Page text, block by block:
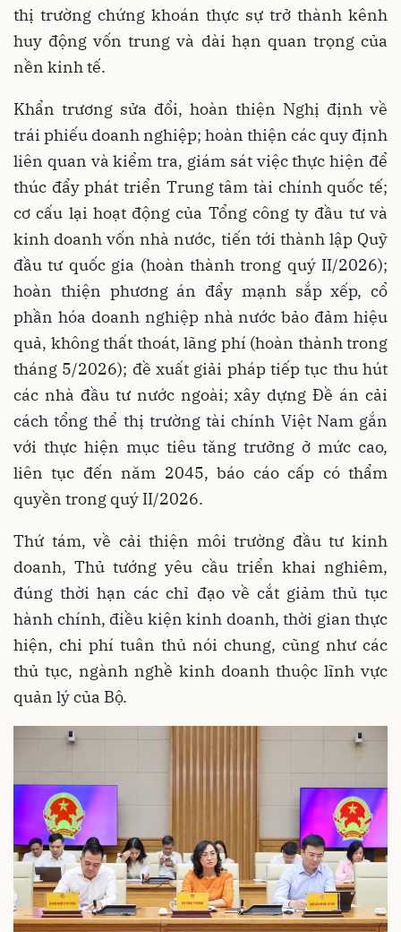
thị trường chứng khoán thực sự trở thành kênh
huy động vốn trung và dài hạn quan trọng của
nền kinh tế.
Khẩn trương sửa đổi, hoàn thiện Nghị định về
trái phiếu doanh nghiệp; hoàn thiện các quy định
liên quan và kiểm tra, giám sát việc thực hiện để
thúc đẩy phát triển Trung tâm tài chính quốc tế;
cơ cấu lại hoạt động của Tổng công ty đầu tư và
kinh doanh vốn nhà nước, tiến tới thành lập Quỹ
đầu tư quốc gia (hoàn thành trong quý II/2026);
hoàn thiện phương án đẩy mạnh sắp xếp, cổ
phần hóa doanh nghiệp nhà nước bảo đảm hiệu
quả, không thất thoát, lãng phí (hoàn thành trong
tháng 5/2026); đề xuất giải pháp tiếp tục thu hút
các nhà đầu tư nước ngoài; xây dựng Đề án cải
cách tổng thể thị trường tài chính Việt Nam gắn
với thực hiện mục tiêu tăng trưởng ở mức cao,
liên tục đến năm 2045, báo cáo cấp có thẩm
quyền trong quý II/2026.
Thứ tám, về cải thiện môi trường đầu tư kinh
doanh, Thủ tướng yêu cầu triển khai nghiêm,
đúng thời hạn các chỉ đạo về cắt giảm thủ tục
hành chính, điều kiện kinh doanh, thời gian thực
hiện, chi phí tuân thủ nói chung, cũng như các
thủ tục, ngành nghề kinh doanh thuộc lĩnh vực
quản lý của Bộ.